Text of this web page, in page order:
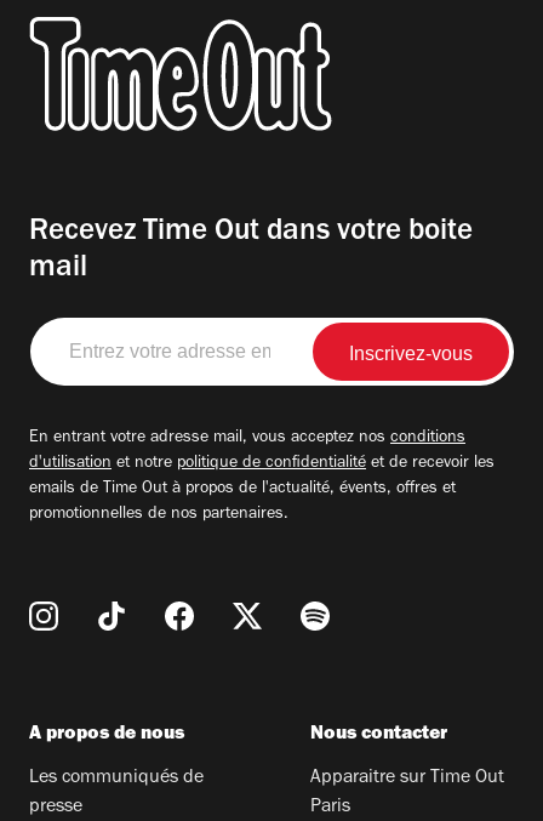
Recevez Time Out dans votre boite
mail
Entrez
votre
adresse
En entrant votre adresse mail, vous acceptez nos conditions
d'utilisation et notre politique de confidentialité et de recevoir les
emails de Time Out à propos de l'actualité, évents, offres et
promotionnelles de nos partenaires.
A propos de nous
Les communiqués de
presse
Nous contacter
Apparaitre sur Time Out
Paris